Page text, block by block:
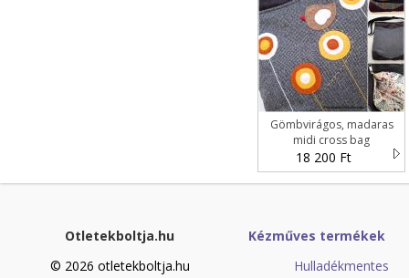
Gömbvirágos, madaras
midi cross bag
18 200 Ft
Otletekboltja.hu
© 2026 otletekboltja.hu
Kézműves termékek
Hulladékmentes